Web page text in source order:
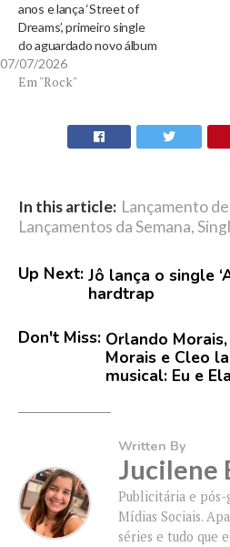
anos e lança ‘Street of
Dreams’, primeiro single
do aguardado novo álbum
07/07/2026
Em "Rock"
In this article: Lançamento
Lançamentos da Semana,
Up Next: Jô lança o single
hardtrap
Don't Miss: Orlando
Morais e Cleo
musical: Eu e
Written By
Jucilene
Publicitária e pós-
Mídias Sociais.
séries e tudo que